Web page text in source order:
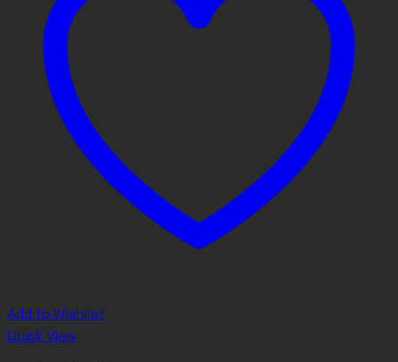
Add to Wishlist
Quick View